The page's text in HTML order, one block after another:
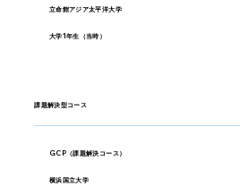
立命館アジア太平洋大学
大学1年生（当時）
課題解決型コース
GCP（課題解決コース）
横浜国立大学